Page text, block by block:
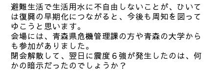
避難生活で生活用水に不自由しないことが、ひいて
は復興の早期化につながると、今後も周知を図って
ゆこうと思います。
会場には、青森県危機管理課の方や青森の大学から
も参加がありました。
閉会解散して、翌日に震度６強が発生したのは、何
かの暗示だったのでしょうか？